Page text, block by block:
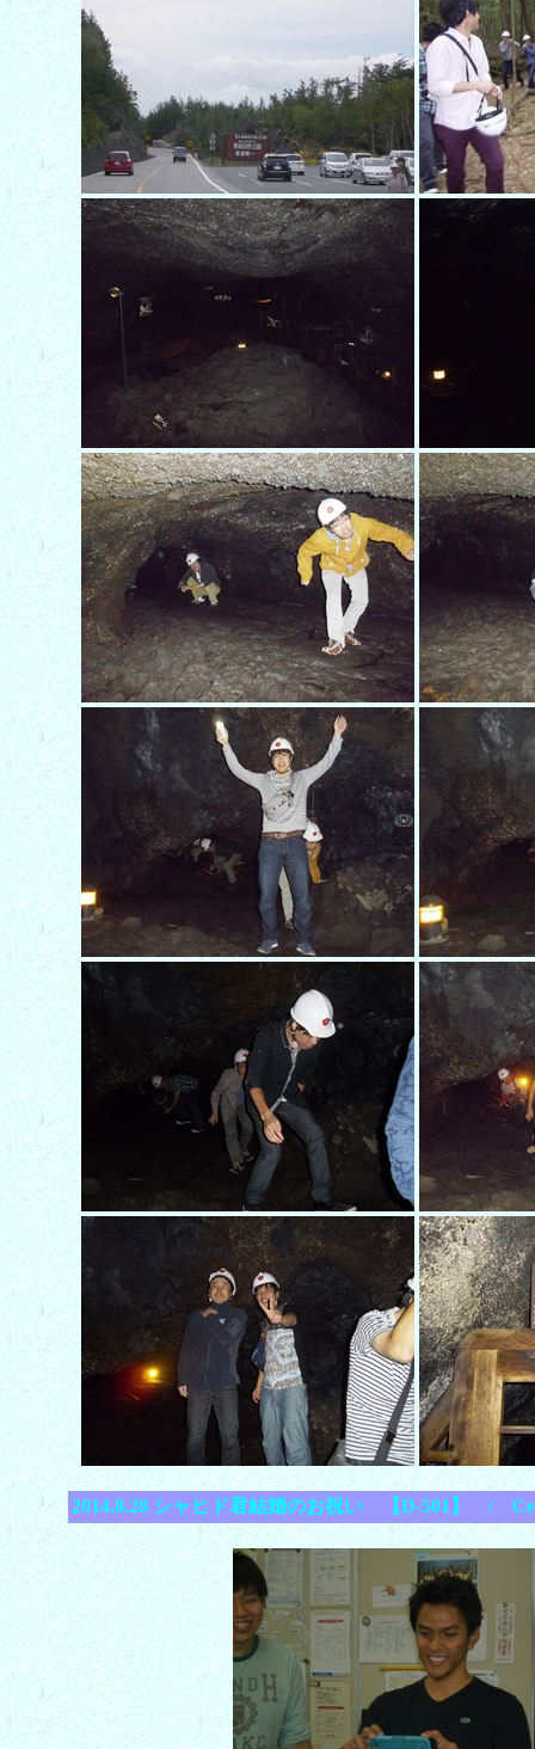
2014.8.28 シャヒド君結婚のお祝い 【D-501】 /